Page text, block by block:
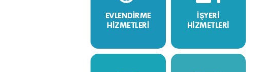
EVLENDİRME
HİZMETLERİ
İŞYERİ
HİZMETLERİ